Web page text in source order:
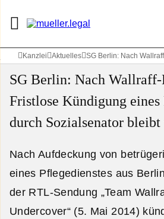
Kanzlei Aktuelles SG Berlin: Nach
SG Berlin: Nach
Fristlose Kündigung eines
durch Sozialsenator
Nach Aufdeckung von
eines Pflegedienstes aus
der RTL-Sendung „Team
Undercover“ (5. Mai 2014)